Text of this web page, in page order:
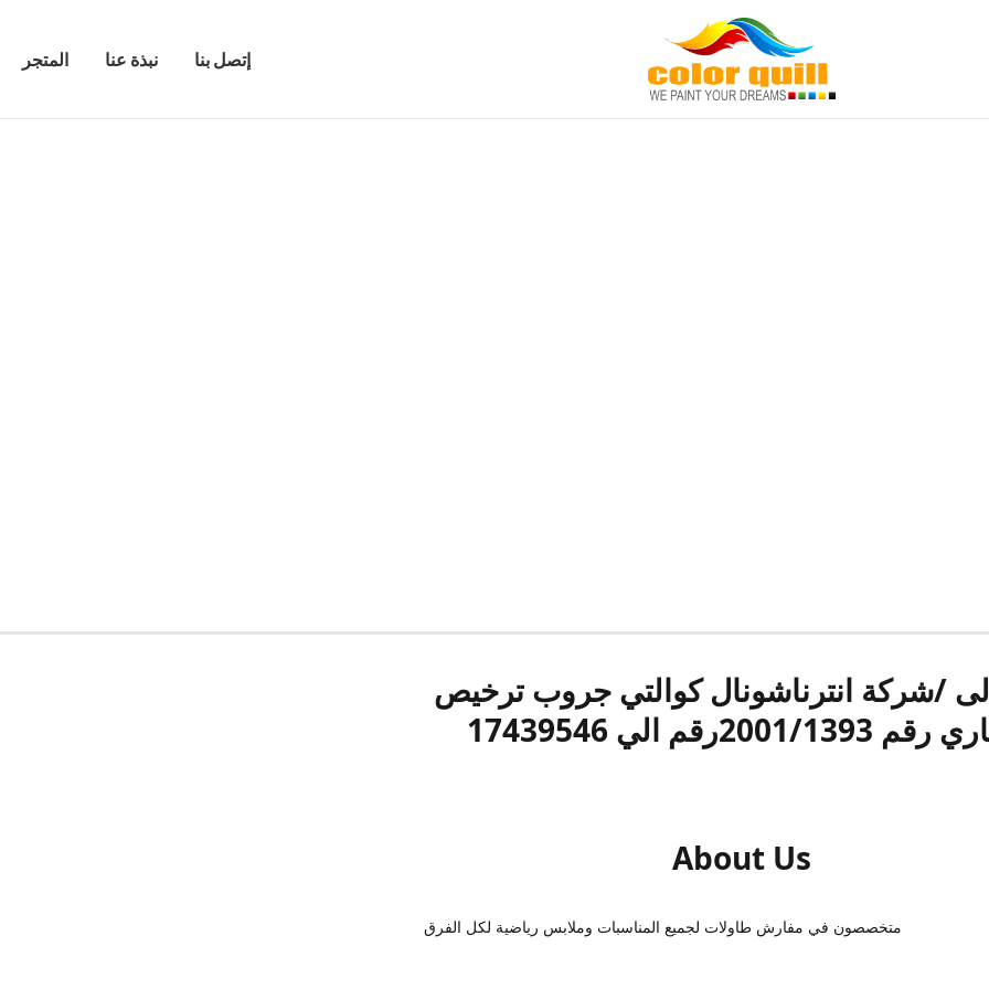
المتجر نبذة عنا إتصل بنا
/شركة انترناشونال كوالتي جروب ترخيص
2001/1393رقم الي 17439546
About Us
متخصصون في مفارش طاولات لجميع المناسبات وملابس رياضية لكل الفرق